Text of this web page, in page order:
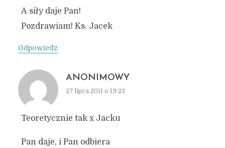
A siły daje Pan!
Pozdrawiam! Ks. Jacek
Odpowiedz
ANONIMOWY
27 lipca 2011 o 19:23
Teoretycznie tak x Jacku
Pan daje, i Pan odbiera